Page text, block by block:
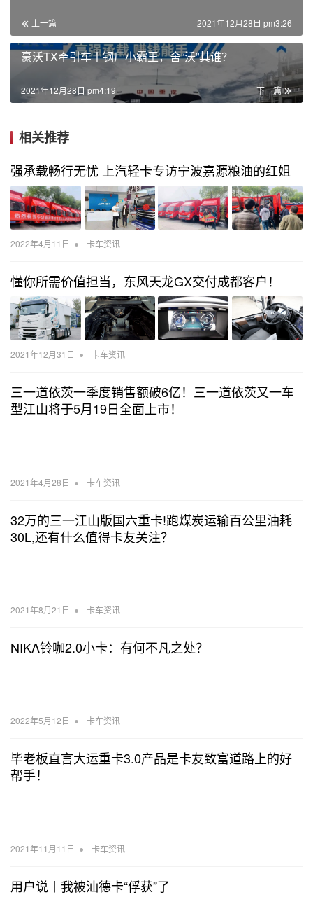
上一篇 2021年12月28日 pm3:26
豪沃TX牵引车丨钢厂小霸王，舍“沃”其谁？
下一篇
2021年12月28日 pm4:19
相关推荐
强承载畅行无忧 上汽轻卡专访宁波嘉源粮油的红姐
2022年4月11日 • 卡车资讯
懂你所需价值担当，东风天龙GX交付成都客户！
2021年12月31日 • 卡车资讯
三一道依茨一季度销售额破6亿！三一道依茨又一车
型江山将于5月19日全面上市！
2021年4月28日 • 卡车资讯
32万的三一江山版国六重卡!跑煤炭运输百公里油耗
30L,还有什么值得卡友关注？
2021年8月21日 • 卡车资讯
NIKΛ铃咖2.0小卡：有何不凡之处？
2022年5月12日 • 卡车资讯
毕老板直言大运重卡3.0产品是卡友致富道路上的好
帮手！
2021年11月11日 • 卡车资讯
用户说丨我被汕德卡“俘获”了